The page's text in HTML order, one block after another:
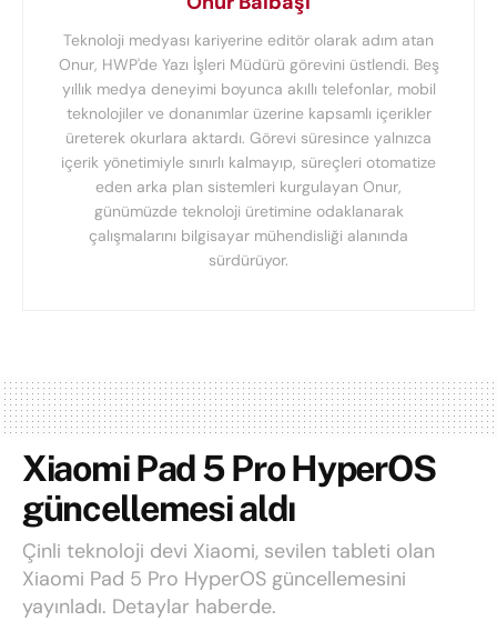
Teknoloji medyası kariyerine editör olarak adım atan
Onur, HWP'de Yazı İşleri Müdürü görevini üstlendi. Beş
yıllık medya deneyimi boyunca akıllı telefonlar, mobil
teknolojiler ve donanımlar üzerine kapsamlı içerikler
üreterek okurlara aktardı. Görevi süresince yalnızca
içerik yönetimiyle sınırlı kalmayıp, süreçleri otomatize
eden arka plan sistemleri kurgulayan Onur,
günümüzde teknoloji üretimine odaklanarak
çalışmalarını bilgisayar mühendisliği alanında
sürdürüyor.
Xiaomi Pad 5 Pro HyperOS
güncellemesi aldı
Çinli teknoloji devi Xiaomi, sevilen tableti olan
Xiaomi Pad 5 Pro HyperOS güncellemesini
yayınladı. Detaylar haberde.